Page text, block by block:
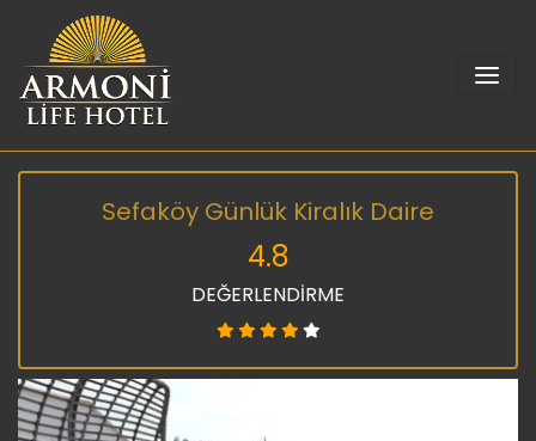
Sefaköy Günlük Kiralık Daire
4.8
DEĞERLENDİRME